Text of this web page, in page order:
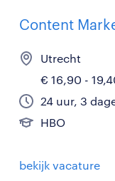
Content
Utrecht
€ 16,90 -
24 uur, 3
HBO
bekijk vacature